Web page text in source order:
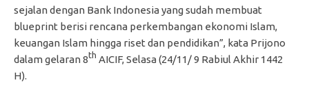
sejalan dengan Bank Indonesia yang sudah membuat
blueprint berisi rencana perkembangan ekonomi Islam,
keuangan Islam hingga riset dan pendidikan”, kata Prijono
dalam gelaran 8th AICIF, Selasa (24/11/ 9 Rabiul Akhir 1442
H).